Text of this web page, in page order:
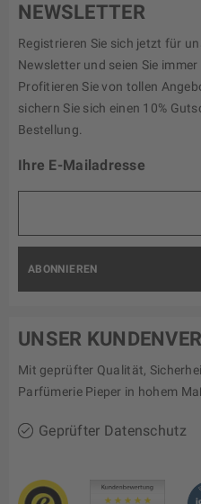
NEWSLETTER
Registrieren Sie sich jetzt für
Newsletter und seien Sie
Profitieren Sie von tollen
sichern Sie sich einen 10%
Bestellung.
Ihre E-Mailadresse
ABONNIEREN
UNSER
Mit geprüfter Qualität,
Parfümerie Pieper in hohem
Geprüfter Datenschutz